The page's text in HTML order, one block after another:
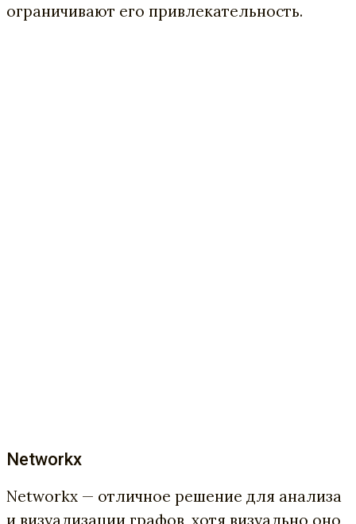
ограничивают его привлекательность.
Networkx
Networkx — отличное решение для анализа
и визуализации графов, хотя визуально оно